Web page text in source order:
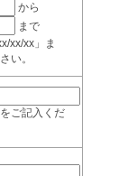
から
まで
xx/xx」ま
い。
ご記入くだ